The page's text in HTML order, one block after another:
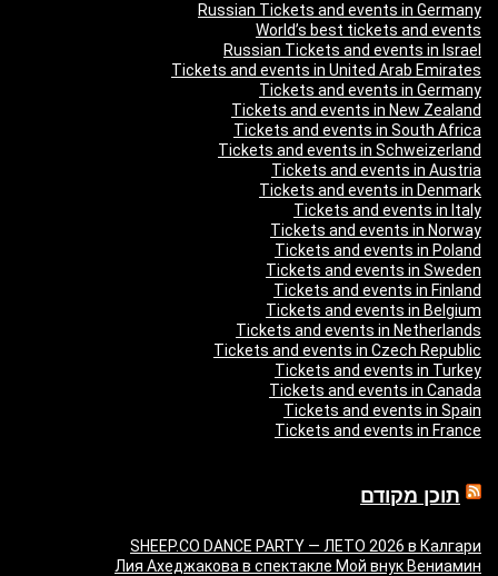
Russian Tickets and events in Germany
World’s best tickets and events
Russian Tickets and events in Israel
Tickets and events in United Arab Emirates
Tickets and events in Germany
Tickets and events in New Zealand
Tickets and events in South Africa
Tickets and events in Schweizerland
Tickets and events in Austria
Tickets and events in Denmark
Tickets and events in Italy
Tickets and events in Norway
Tickets and events in Poland
Tickets and events in Sweden
Tickets and events in Finland
Tickets and events in Belgium
Tickets and events in Netherlands
Tickets and events in Czech Republic
Tickets and events in Turkey
Tickets and events in Canada
Tickets and events in Spain
Tickets and events in France
תוכן מקודם
SHEEP.CO DANCE PARTY — ЛЕТО 2026 в Калгари
Лия Ахеджакова в спектакле Мой внук Вениамин